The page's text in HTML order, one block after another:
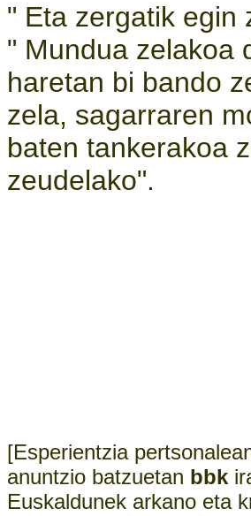
" Eta zergatik egin
" Mundua zelakoa
haretan bi bando
zela, sagarraren
baten tankerakoa
zeudelako".
[Esperientzia
anuntzio batzuetan bbk
Euskaldunek arkano eta